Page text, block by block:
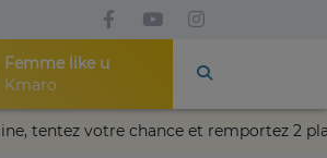
Femme like u
Kmaro
semaine, tentez votre chance et